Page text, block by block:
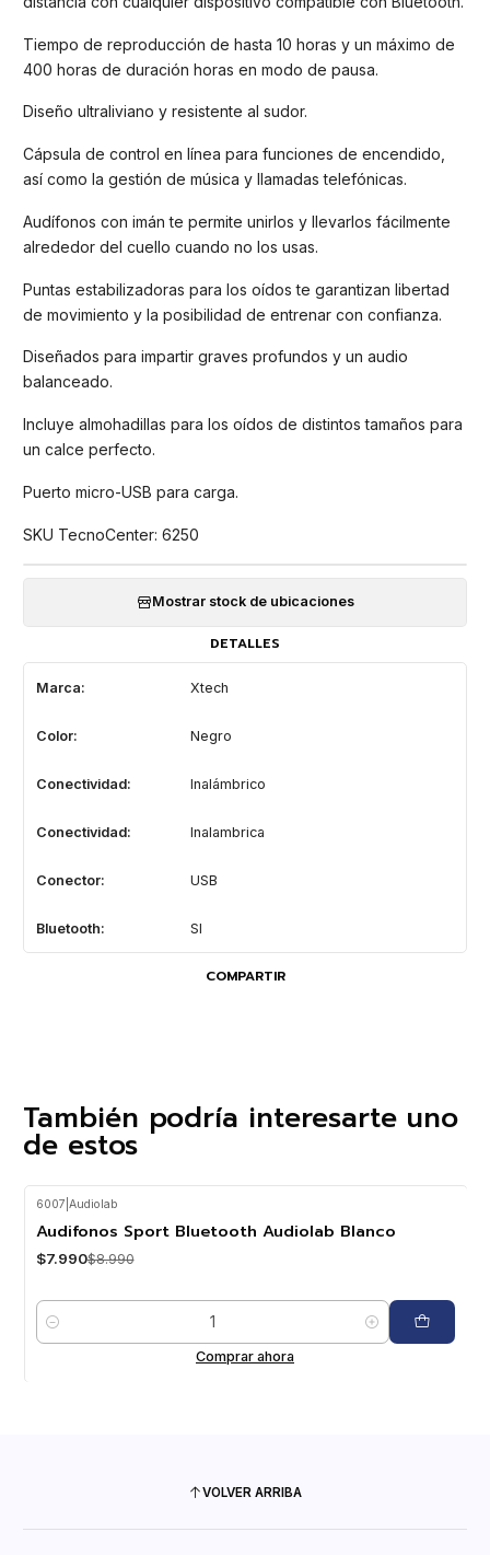
Tiempo de reproducción de hasta 10 horas y un máximo de
400 horas de duración horas en modo de pausa.
Diseño ultraliviano y resistente al sudor.
Cápsula de control en línea para funciones de encendido,
así como la gestión de música y llamadas telefónicas.
Audífonos con imán te permite unirlos y llevarlos fácilmente
alrededor del cuello cuando no los usas.
Puntas estabilizadoras para los oídos te garantizan libertad
de movimiento y la posibilidad de entrenar con confianza.
Diseñados para impartir graves profundos y un audio
balanceado.
Incluye almohadillas para los oídos de distintos tamaños para
un calce perfecto.
Puerto micro-USB para carga.
SKU TecnoCenter: 6250
Mostrar stock de ubicaciones
DETALLES
Marca: Xtech
Color: Negro
Conectividad: Inalámbrico
Conectividad: Inalambrica
Conector: USB
Bluetooth: SI
COMPARTIR
También podría interesarte uno
de estos
6007 Audiolab
Audifonos Sport Bluetooth Audiolab Blanco
$7.990$8.990
Cantidad
Comprar ahora
VOLVER ARRIBA